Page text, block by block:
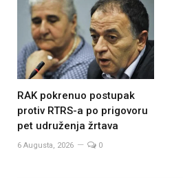
RAK pokrenuo postupak
protiv RTRS-a po prigovoru
pet udruženja žrtava
6 Augusta, 2026 0